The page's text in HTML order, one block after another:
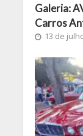
Galeria:
Carros
13 de